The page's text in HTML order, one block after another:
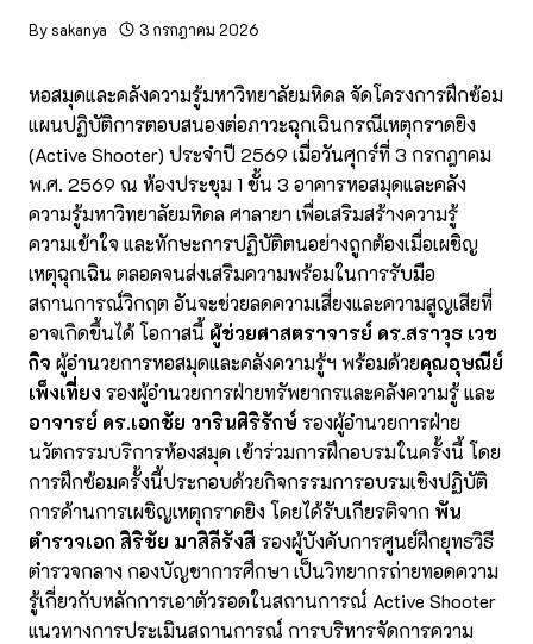
By sakanya 3 กรกฎาคม 2026
หอสมุดและคลังความรู้มหาวิทยาลัยมหิดล จัดโครงการฝึกซ้อม
แผนปฏิบัติการตอบสนองต่อภาวะฉุกเฉินกรณีเหตุกราดยิง
(Active Shooter) ประจำปี 2569 เมื่อวันศุกร์ที่ 3 กรกฎาคม
พ.ศ. 2569 ณ ห้องประชุม 1 ชั้น 3 อาคารหอสมุดและคลัง
ความรู้มหาวิทยาลัยมหิดล ศาลายา เพื่อเสริมสร้างความรู้
ความเข้าใจ และทักษะการปฏิบัติตนอย่างถูกต้องเมื่อเผชิญ
เหตุฉุกเฉิน ตลอดจนส่งเสริมความพร้อมในการรับมือ
สถานการณ์วิกฤต อันจะช่วยลดความเสี่ยงและความสูญเสียที่
อาจเกิดขึ้นได้ โอกาสนี้ ผู้ช่วยศาสตราจารย์ ดร.สราวุธ เวช
กิจ ผู้อำนวยการหอสมุดและคลังความรู้ฯ พร้อมด้วยคุณอุษณีย์
เพ็งเที่ยง รองผู้อำนวยการฝ่ายทรัพยากรและคลังความรู้ และ
อาจารย์ ดร.เอกชัย วารินศิริรักษ์ รองผู้อำนวยการฝ่าย
นวัตกรรมบริการห้องสมุด เข้าร่วมการฝึกอบรมในครั้งนี้ โดย
การฝึกซ้อมครั้งนี้ประกอบด้วยกิจกรรมการอบรมเชิงปฏิบัติ
การด้านการเผชิญเหตุกราดยิง โดยได้รับเกียรติจาก พัน
ตำรวจเอก สิริชัย มาสิลีรังสี รองผู้บังคับการศูนย์ฝึกยุทธวิธี
ตำรวจกลาง กองบัญชาการศึกษา เป็นวิทยากรถ่ายทอดความ
รู้เกี่ยวกับหลักการเอาตัวรอดในสถานการณ์ Active Shooter
แนวทางการประเมินสถานการณ์ การบริหารจัดการความ